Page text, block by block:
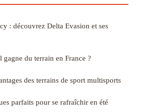
: découvrez Delta Evasion et ses
gagne du terrain en France ?
des terrains de sport multisports
parfaits pour se rafraîchir en été